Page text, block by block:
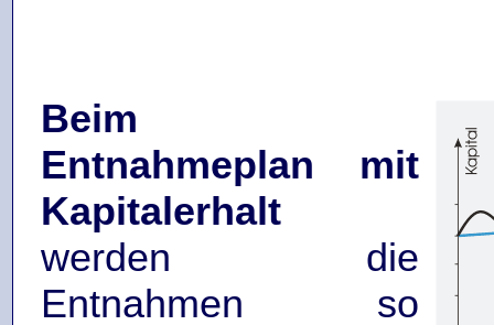
Beim
Entnahmeplan mit
Kapitalerhalt
werden die
Entnahmen so